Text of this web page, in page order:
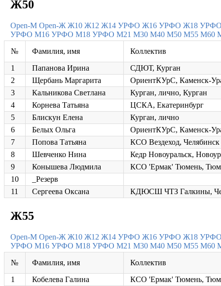
Ж50
Open-M Open-Ж Ж10 Ж12 Ж14 УРФО Ж16 УРФО Ж18
УРФО М16 УРФО М18 УРФО М21 М30 М40 М50 М55 М60
№ Фамилия, имя
Коллектив
1
Папанова Ирина
СДЮТ, Курган
2
Щербань Маргарита
ОриентКУрС, Каменск-
3
Кальникова Светлана
Курган, лично, Курган
4
Корнева Татьяна
ЦСКА, Екатеринбург
5
Блискун Елена
Курган, лично
6
Белых Ольга
ОриентКУрС, Каменск-
7
Попова Татьяна
КСО Вездеход, Челябинск
8
Шевченко Нина
Кедр Новоуральск,
9
Конышева Людмила
КСО 'Ермак' Тюмень,
10
_Резерв
11
Сергеева Оксана КДЮСШ ЧТЗ Галкины,
Ж55
Open-M Open-Ж Ж10 Ж12 Ж14 УРФО Ж16 УРФО Ж18
УРФО М16 УРФО М18 УРФО М21 М30 М40 М50 М55 М60
№ Фамилия, имя
Коллектив
1
Кобелева Галина КСО 'Ермак' Тюмень,